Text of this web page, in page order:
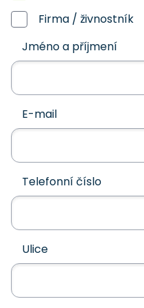
Firma / živnostník
Jméno a příjmení
E-mail
Telefonní číslo
Ulice